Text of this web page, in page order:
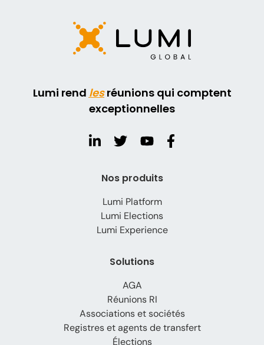
Lumi rend lesréunions qui comptent
exceptionnelles
Nos produits
Lumi Platform
Lumi Elections
Lumi Experience
Solutions
AGA
Réunions RI
Associations et sociétés
Registres et agents de transfert
Élections